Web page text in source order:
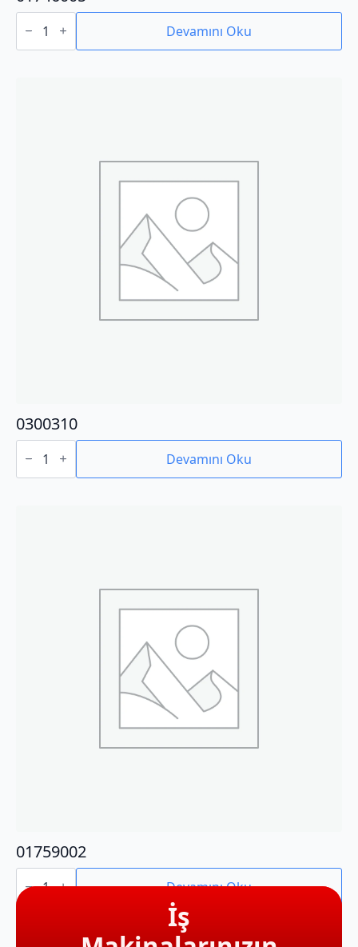
01746005
adet Devamını Oku
0300310
0300310
adet Devamını Oku
01759002
01759002
adet Devamını Oku
İş